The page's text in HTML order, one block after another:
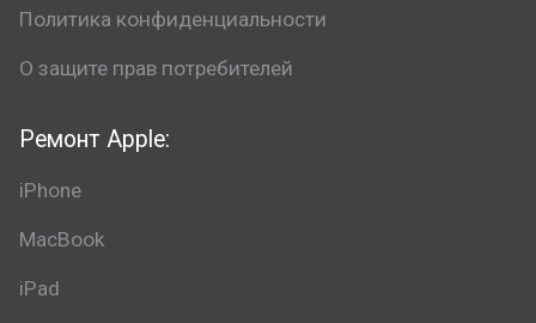
Ремонт Apple:
iPhone
MacBook
iPad
Политика конфиденциальности
О защите прав потребителей